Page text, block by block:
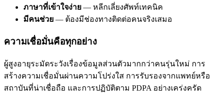
ภาษาที่เข้าใจง่าย — หลีกเลี่ยงศัพท์เทคนิค
มีคนช่วย — ต้องมีช่องทางติดต่อคนจริงเสมอ
ความเชื่อมั่นคือทุกอย่าง
ผู้สูงอายุระมัดระวังเรื่องข้อมูลส่วนตัวมากกว่าคนรุ่นใหม่ การ
สร้างความเชื่อมั่นผ่านความโปร่งใส การรับรองจากแพทย์หรือ
สถาบันที่น่าเชื่อถือ และการปฏิบัติตาม PDPA อย่างเคร่งครัด